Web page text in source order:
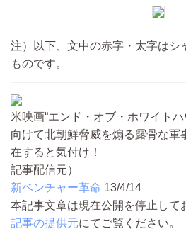
注）以下、文中の赤字・太字はシ
ものです。
米映画“エンド・オブ・ホワイト
向けて北朝鮮脅威を煽る露骨な軍
在すると気付け！
記事配信元）
新ベンチャー革命 13/4/14
本記事文章は現在公開を停止して
記事の提供元にてご覧ください。